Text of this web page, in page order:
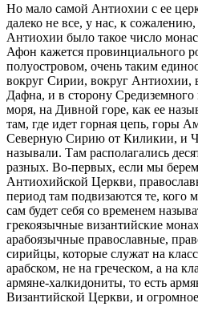
Но мало самой Антиохии с ее
далеко не все, у нас, к
Антиохии было такое число
Афон кажется провинциального
полуостровом, очень таким
вокруг Сирии, вокруг Антиохии,
Дафна, и в сторону
моря, на Дивной горе, как ее
там, где идет горная цепь, горы
Северную Сирию от Киликии, и
называли. Там располагались
разных. Во-первых, если мы
Антиохийской Церкви,
период там подвизаются те, кого
сам будет себя со временем
грекоязычные византийские
арабоязычные православные,
сирийцы, которые служат на
арабском, не на греческом, а на
армяне-халкидониты, то есть
Византийской Церкви, и